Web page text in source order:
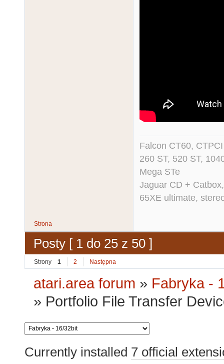
Falcon CT60,
260 ST, 520 ST,
Mega STe
Jaguar CD +
65XE ultimate,
Strona
Posty [ 1 do 25 z 50 ]
Strony 1 2 Następna
atari.area forum » Fabryka -
» Portfolio File Transfer
Currently installed 7 official